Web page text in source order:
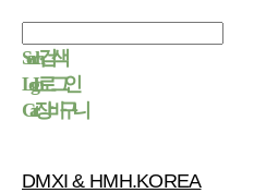
Search검색
Log In로그인
Cart장바구니
DMXI & HMH.KOREA